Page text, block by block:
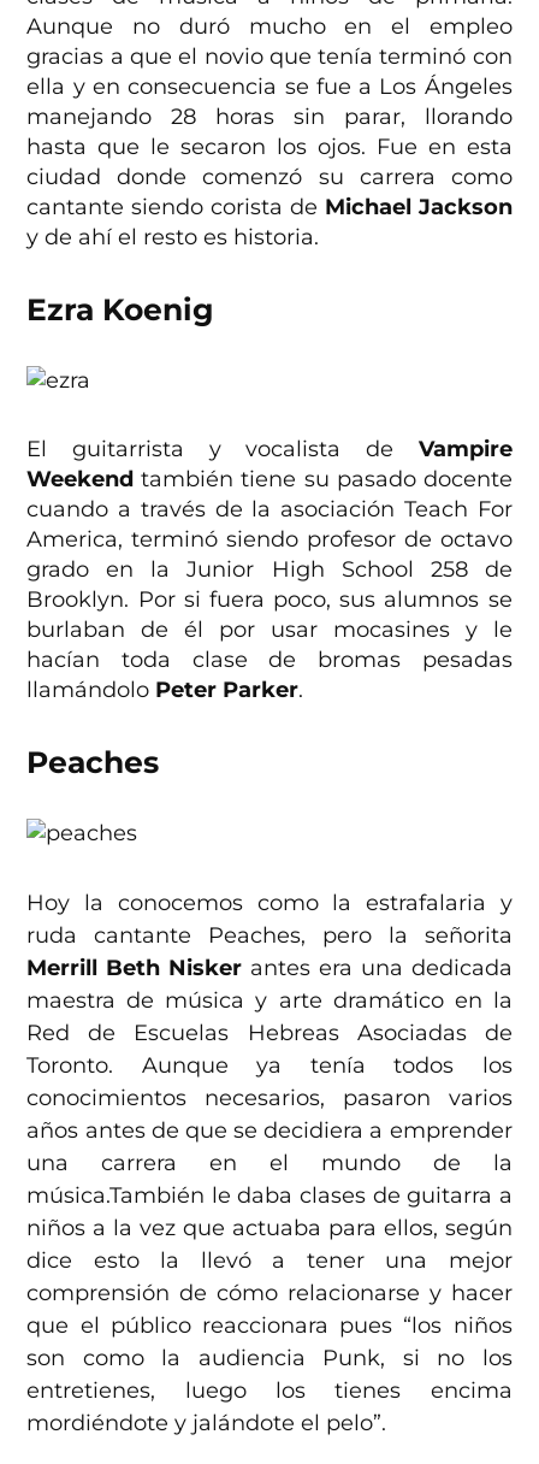
Aunque no duró mucho en el empleo
gracias a que el novio que tenía terminó con
ella y en consecuencia se fue a Los Ángeles
manejando 28 horas sin parar, llorando
hasta que le secaron los ojos. Fue en esta
ciudad donde comenzó su carrera como
cantante siendo corista de Michael Jackson
y de ahí el resto es historia.
Ezra Koenig
El guitarrista y vocalista de Vampire
Weekend también tiene su pasado docente
cuando a través de la asociación Teach For
America, terminó siendo profesor de octavo
grado en la Junior High School 258 de
Brooklyn. Por si fuera poco, sus alumnos se
burlaban de él por usar mocasines y le
hacían toda clase de bromas pesadas
llamándolo Peter Parker.
Peaches
Hoy la conocemos como la estrafalaria y
ruda cantante Peaches, pero la señorita
Merrill Beth Nisker antes era una dedicada
maestra de música y arte dramático en la
Red de Escuelas Hebreas Asociadas de
Toronto. Aunque ya tenía todos los
conocimientos necesarios, pasaron varios
años antes de que se decidiera a emprender
una carrera en el mundo de la
música.También le daba clases de guitarra a
niños a la vez que actuaba para ellos, según
dice esto la llevó a tener una mejor
comprensión de cómo relacionarse y hacer
que el público reaccionara pues “los niños
son como la audiencia Punk, si no los
entretienes, luego los tienes encima
mordiéndote y jalándote el pelo”.